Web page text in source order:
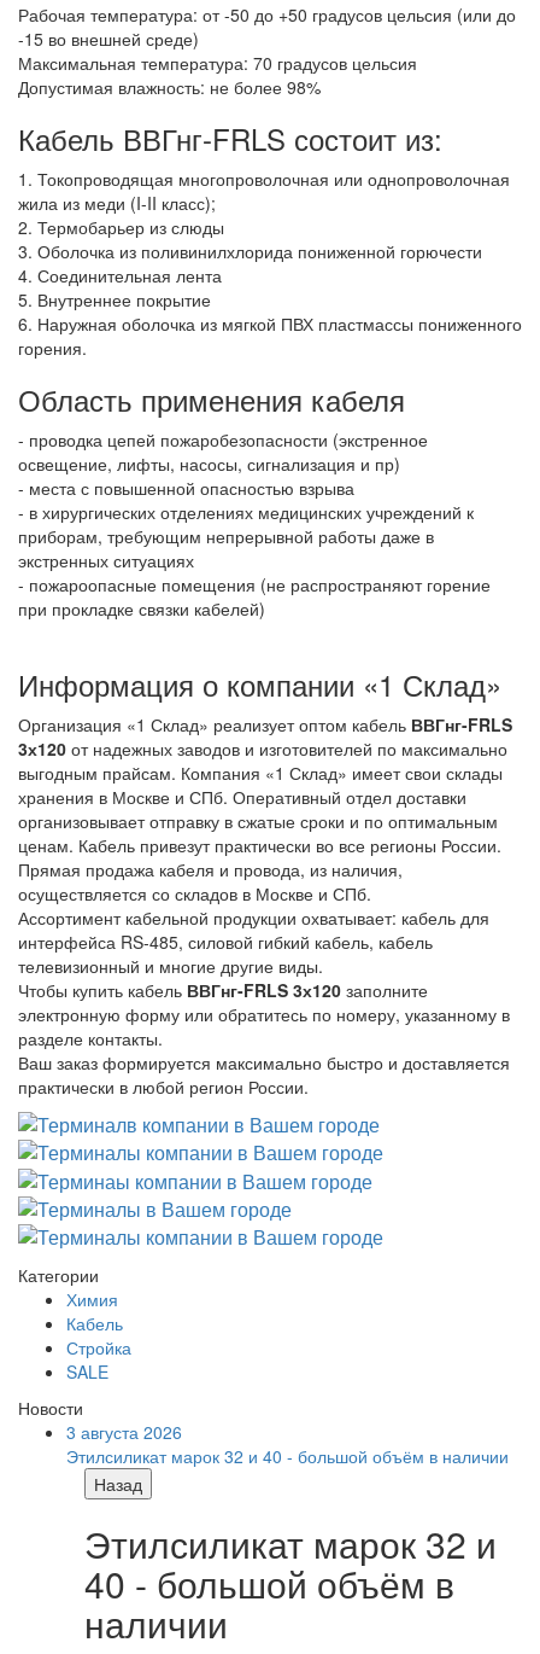
Рабочая температура: от -50 до +50 градусов цельсия (или до
-15 во внешней среде)
Максимальная температура: 70 градусов цельсия
Допустимая влажность: не более 98%
Кабель ВВГнг-FRLS состоит из:
1. Токопроводящая многопроволочная или однопроволочная
жила из меди (I-II класс);
2. Термобарьер из слюды
3. Оболочка из поливинилхлорида пониженной горючести
4. Соединительная лента
5. Внутреннее покрытие
6. Наружная оболочка из мягкой ПВХ пластмассы пониженного
горения.
Область применения кабеля
- проводка цепей пожаробезопасности (экстренное
освещение, лифты, насосы, сигнализация и пр)
- места с повышенной опасностью взрыва
- в хирургических отделениях медицинских учреждений к
приборам, требующим непрерывной работы даже в
экстренных ситуациях
- пожароопасные помещения (не распространяют горение
при прокладке связки кабелей)
Информация о компании «1 Склад»
Организация «1 Склад» реализует оптом кабель ВВГнг-FRLS
3х120 от надежных заводов и изготовителей по максимально
выгодным прайсам. Компания «1 Склад» имеет свои склады
хранения в Москве и СПб. Оперативный отдел доставки
организовывает отправку в сжатые сроки и по оптимальным
ценам. Кабель привезут практически во все регионы России.
Прямая продажа кабеля и провода, из наличия,
осуществляется со складов в Москве и СПб.
Ассортимент кабельной продукции охватывает: кабель для
интерфейса RS-485, силовой гибкий кабель, кабель
телевизионный и многие другие виды.
Чтобы купить кабель ВВГнг-FRLS 3х120 заполните
электронную форму или обратитесь по номеру, указанному в
разделе контакты.
Ваш заказ формируется максимально быстро и доставляется
практически в любой регион России.
Категории
Химия
Кабель
Стройка
SALE
Новости
3 августа 2026
Этилсиликат марок 32 и 40 - большой объём в наличии
Назад
Этилсиликат марок 32 и
40 - большой объём в
наличии